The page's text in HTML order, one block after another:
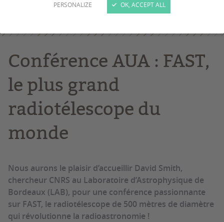
PERSONALIZE OK, ACCEPT ALL
Conférence AUA : FAST,
le plus grand
radiotélescope du
monde
Nous aurons le plaisir d’accueillir David Smith,
chercheur CNRS au Laboratoire d’Astrophysique de
Bordeaux (LAB), pour une conférence passionnante
sur FAST, le radiotélescope de 500 mètres de diamètre
qui révolutionne la radioastronomie !